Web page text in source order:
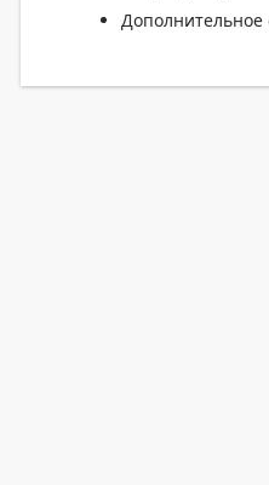
Дополнительное